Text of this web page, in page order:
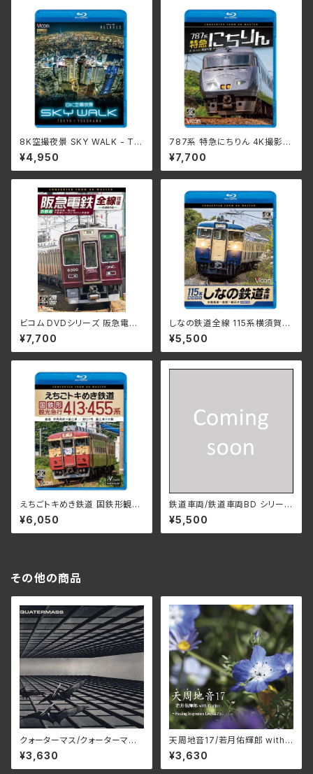
8K空撮夜景 SKY WALK - TO
KYO/YOKOHAMA VB-551
7(仕様:Blu-ray)
¥4,950
787系 特急にちりん 4K撮影作
品 大分～宮崎空港 VB-686
3(仕様:Blu-ray)
¥7,700
ビコム DVDシリーズ 阪急電鉄
全線往復 京都線 4K撮影作品
(DVD) DW-3882
¥7,700
しなの鉄道全線 115系横須賀色
4K撮影作品 妙高高原～長野～
軽井沢 VB-6866 (仕様:Blu
-ray )
¥5,500
えちごトキめき鉄道 国鉄形観光
急行 413・455系 普通 妙高高
原～直江津／急行1号 直江津～
市振_ビコム ブルーレイシリー
¥6,050
鉄道車両/鉄道車両BD シリー
ズ ザッツ北陸本線２ 悠久篇
金沢－米原 VB-6260(仕様:
ブルーレイ)
¥5,500
その他の商品
クォーターマス/クォーターマ
ス BELLE-264426(仕様:SH
M-CD)
¥3,630
天周地音17/若月佑輝郎 with
Garjue TXTH-0043(仕様:
CD)
¥3,630